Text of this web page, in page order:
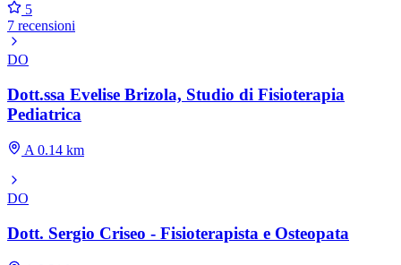
5
7 recensioni
DO
Dott.ssa Evelise Brizola, Studio di Fisioterapia
Pediatrica
A 0.14 km
DO
Dott. Sergio Criseo - Fisioterapista e Osteopata